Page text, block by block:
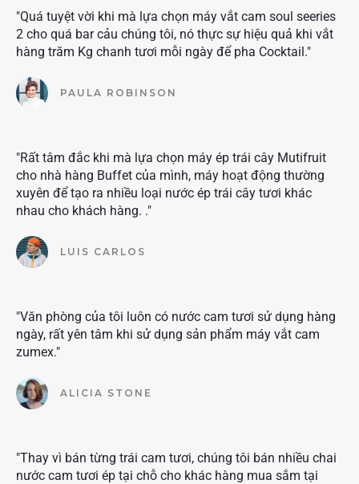
"Quá tuyệt vời khi mà lựa chọn máy vắt cam soul seeries
2 cho quá bar cảu chúng tôi, nó thực sự hiệu quả khi vắt
hàng trăm Kg chanh tươi mỗi ngày để pha Cocktail."
PAULA ROBINSON
"Rất tâm đắc khi mà lựa chọn máy ép trái cây Mutifruit
cho nhà hàng Buffet của mình, máy hoạt động thường
xuyên để tạo ra nhiều loại nước ép trái cây tươi khác
nhau cho khách hàng. ."
LUIS CARLOS
"Văn phòng của tôi luôn có nước cam tươi sử dụng hàng
ngày, rất yên tâm khi sử dụng sản phẩm máy vắt cam
zumex."
ALICIA STONE
"Thay vì bán từng trái cam tươi, chúng tôi bán nhiều chai
nước cam tươi ép tại chỗ cho khác hàng mua sắm tại